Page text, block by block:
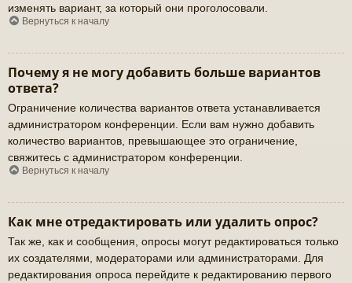
изменять вариант, за который они проголосовали.
Вернуться к началу
Почему я не могу добавить больше вариантов
ответа?
Ограничение количества вариантов ответа устанавливается
администратором конференции. Если вам нужно добавить
количество вариантов, превышающее это ограничение,
свяжитесь с администратором конференции.
Вернуться к началу
Как мне отредактировать или удалить опрос?
Так же, как и сообщения, опросы могут редактироваться только
их создателями, модераторами или администраторами. Для
редактирования опроса перейдите к редактированию первого